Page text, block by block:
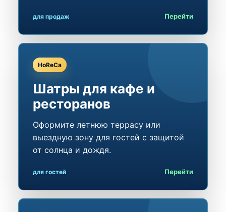
для продаж Перейти
HoReCa
Шатры для кафе и
ресторанов
Оформите летнюю террасу или
выездную зону для гостей с защитой
от солнца и дождя.
для гостей Перейти